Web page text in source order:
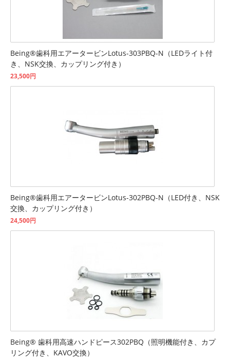
Being®歯科用エアータービンLotus-303PBQ-N（LEDライト付
き、NSK交換、カップリング付き）
23,500円
Being®歯科用エアータービンLotus-302PBQ-N（LED付き、NSK
交換、カップリング付き）
24,500円
Being® 歯科用高速ハンドピース302PBQ（照明機能付き、カプ
リング付き、KAVO交換）